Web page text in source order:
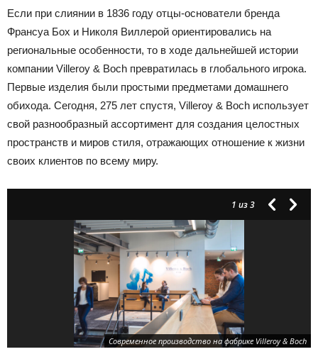
Если при слиянии в 1836 году отцы-основатели бренда
Франсуа Бох и Николя Виллерой ориентировались на
региональные особенности, то в ходе дальнейшей истории
компании Villeroy & Boch превратилась в глобального игрока.
Первые изделия были простыми предметами домашнего
обихода. Сегодня, 275 лет спустя, Villeroy & Boch использует
свой разнообразный ассортимент для создания целостных
пространств и миров стиля, отражающих отношение к жизни
своих клиентов по всему миру.
1 из 3
Современное производство на фабрике Villeroy & Boch